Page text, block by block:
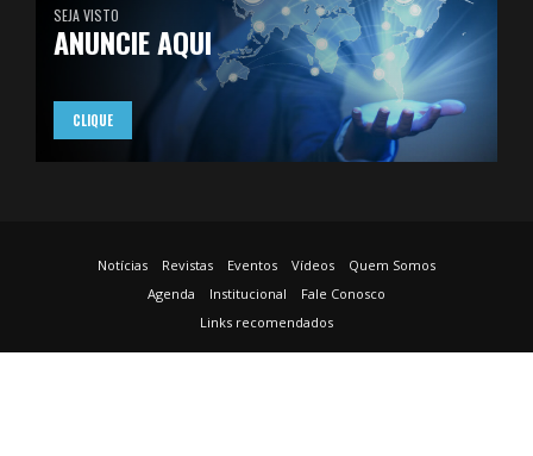
SEJA VISTO
ANUNCIE AQUI
CLIQUE
Notícias Revistas Eventos Vídeos
Quem Somos
Agenda
Institucional
Fale Conosco
Links recomendados